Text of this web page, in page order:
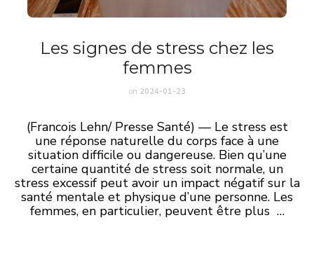
Les signes de stress chez les
femmes
on 2024-01-23
(Francois Lehn/ Presse Santé) — Le stress est
une réponse naturelle du corps face à une
situation difficile ou dangereuse. Bien qu’une
certaine quantité de stress soit normale, un
stress excessif peut avoir un impact négatif sur la
santé mentale et physique d’une personne. Les
femmes, en particulier, peuvent être plus …